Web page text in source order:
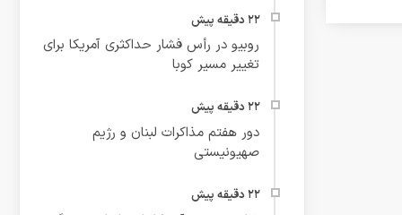
روبیو در رأس فشار حداکثری آمریکا برای
تغییر مسیر کوبا
دور هفتم مذاکرات لبنان و رژیم
صهیونیستی